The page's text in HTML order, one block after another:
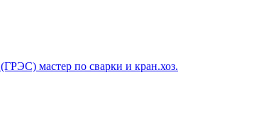
мастер по сварки и кран.хоз.